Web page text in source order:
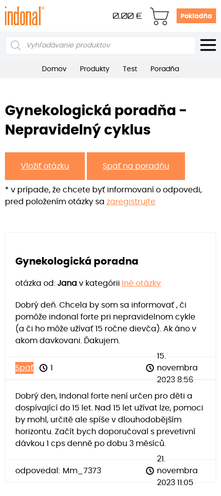
0.00 € Pokladňa
Products
Domov Produkty Test Poradňa
Gynekologická poradňa -
Nepravidelný cyklus
Vložiť otázku Späť na poradňu
* v prípade, že chcete byť informovaní o odpovedi,
pred položením otázky sa zaregistrujte
Gynekologická poradna
otázka od: Jana v kategórii Iné otázky
Dobrý deň. Chcela by som sa informovať , či
pomôže indonal forte pri nepravidelnom cykle
(a či ho môže užívať 15 ročne dievča). Ak áno v
akom davkovani. Ďakujem.
Späť 1
15.
novembra
2023 8:56
Dobrý den, Indonal forte není určen pro děti a
dospívající do 15 let. Nad 15 let užívat lze, pomoci
by mohl, určitě ale spíše v dlouhodobějším
horizontu. Začít bych doporučoval s prevetivní
dávkou 1 cps denně po dobu 3 měsíců.
odpovedal: Mm_7373
21.
novembra
2023 11:05